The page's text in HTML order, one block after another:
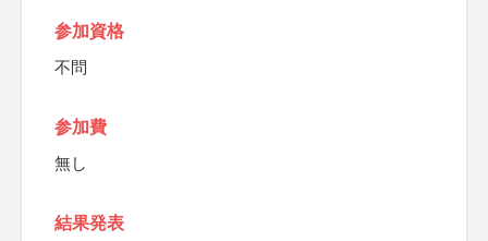
参加資格
不問
参加費
無し
結果発表